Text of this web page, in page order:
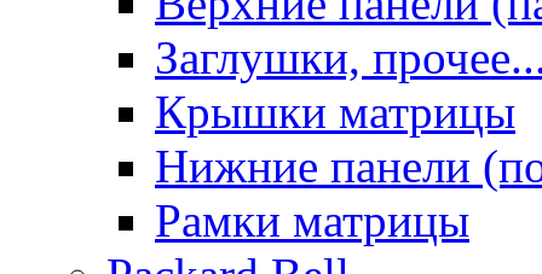
Заглушки,
Крышки матрицы
Нижние панели
Рамки матрицы